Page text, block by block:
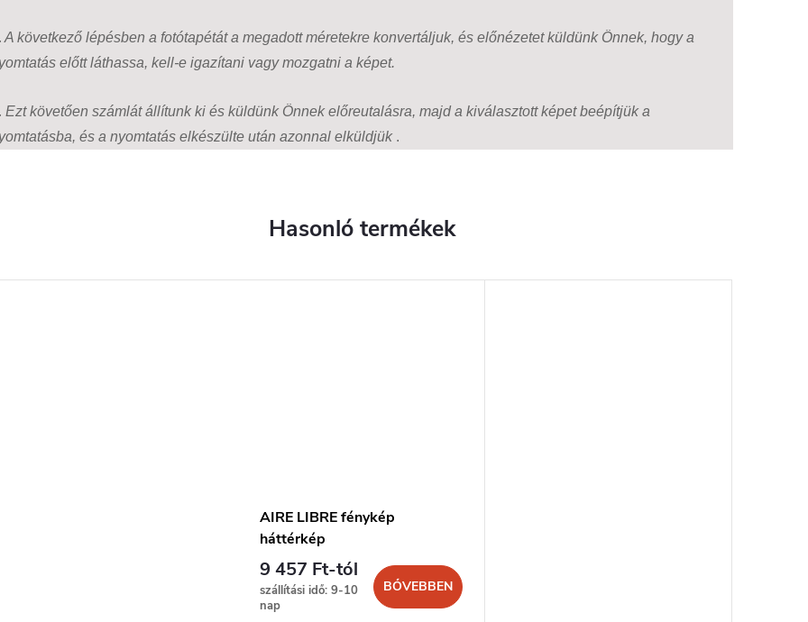
A következő lépésben a fotótapétát a megadott méretekre konvertáljuk, és előnézetet küldünk Önnek, hogy a
előtt láthassa, kell-e igazítani vagy mozgatni a képet.
Ezt követően számlát állítunk ki és küldünk Önnek előreutalásra, majd a kiválasztott képet beépítjük a
és a nyomtatás elkészülte után azonnal elküldjük .
AIRE LIBRE fénykép
háttérkép
9 457 Ft-tól
szállítási idő: 9-10
nap
BŐVEBBEN